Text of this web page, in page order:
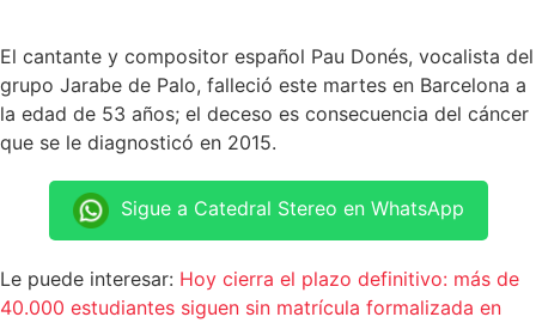
El cantante y compositor español Pau Donés, vocalista del
grupo Jarabe de Palo, falleció este martes en Barcelona a
la edad de 53 años; el deceso es consecuencia del cáncer
que se le diagnosticó en 2015.
Sigue a Catedral Stereo en WhatsApp
Le puede interesar: Hoy cierra el plazo definitivo: más de
40.000 estudiantes siguen sin matrícula formalizada en